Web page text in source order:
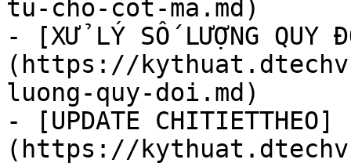
tu-cho-cot-ma.md)
- [XỬ LÝ SỐ LƯỢNG QUY
(https://
luong-quy-doi.md)
- [UPDATE CHITIETTHEO]
(https://